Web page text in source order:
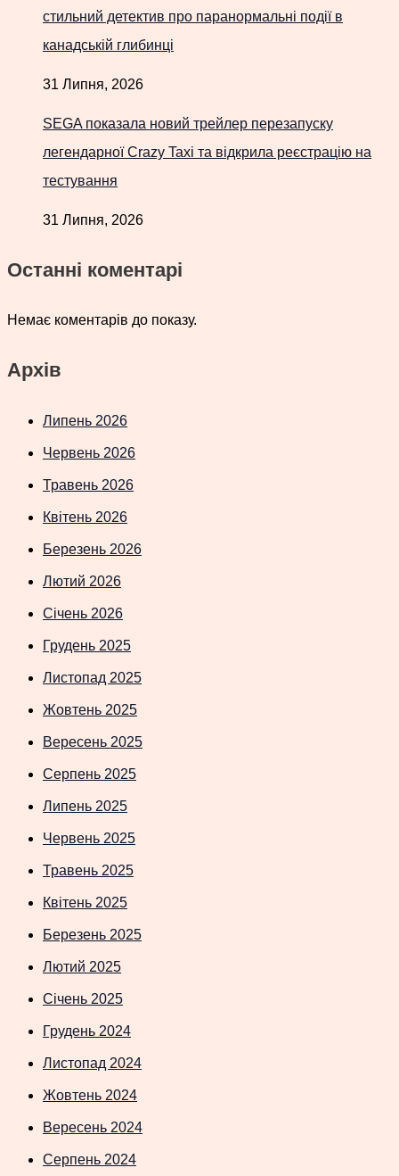
стильний детектив про паранормальні події в
канадській глибинці
31 Липня, 2026
SEGA показала новий трейлер перезапуску
легендарної Crazy Taxi та відкрила реєстрацію на
тестування
31 Липня, 2026
Останні коментарі
Немає коментарів до показу.
Архів
Липень 2026
Червень 2026
Травень 2026
Квітень 2026
Березень 2026
Лютий 2026
Січень 2026
Грудень 2025
Листопад 2025
Жовтень 2025
Вересень 2025
Серпень 2025
Липень 2025
Червень 2025
Травень 2025
Квітень 2025
Березень 2025
Лютий 2025
Січень 2025
Грудень 2024
Листопад 2024
Жовтень 2024
Вересень 2024
Серпень 2024